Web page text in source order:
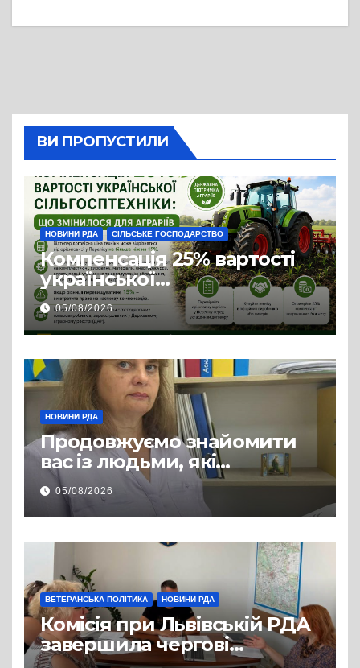
ВИ ПРОПУСТИЛИ
НОВИНИ РДА СІЛЬСЬКЕ ГОСПОДАРСТВО
Компенсація 25% вартості
української
сільгосптехніки: що
змінилося для аграріїв
05/08/2026
НОВИНИ РДА
Продовжуємо знайомити
вас із людьми, які
допомагають нашим
захисникам і захисницям
повертатися до цивільного
життя
05/08/2026
ВЕТЕРАНСЬКА ПОЛІТИКА НОВИНИ РДА
Комісія при Львівській РДА
завершила чергові